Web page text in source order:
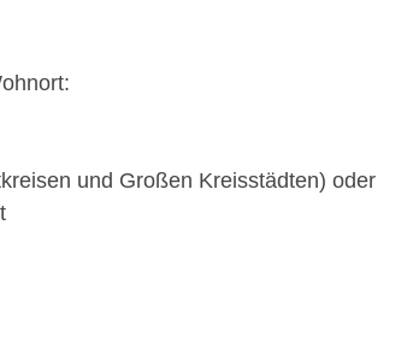
und Großen Kreisstädten) oder